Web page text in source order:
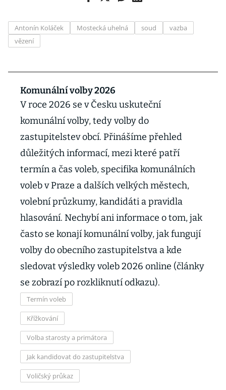
Antonín Koláček Mostecká uhelná soud
vazba
vězení
Komunální volby 2026
V roce 2026 se v Česku uskuteční
komunální volby, tedy volby do
zastupitelstev obcí. Přinášíme přehled
důležitých informací, mezi které patří
termín a čas voleb, specifika komunálních
voleb v Praze a dalších velkých městech,
volební průzkumy, kandidáti a pravidla
hlasování. Nechybí ani informace o tom, jak
často se konají komunální volby, jak fungují
volby do obecního zastupitelstva a kde
sledovat výsledky voleb 2026 online (články
se zobrazí po rozkliknutí odkazu).
Termín voleb
Křížkování
Volba starosty a primátora
Jak kandidovat do zastupitelstva
Voličský průkaz